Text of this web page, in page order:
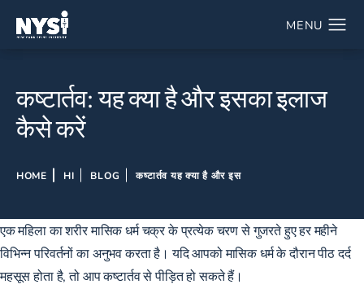
कष्टार्तव: यह क्या है और इसका इलाज
कैसे करें
HOME HI BLOG कष्टार्तव यह क्या है और इस
एक महिला का शरीर मासिक धर्म चक्र के प्रत्येक चरण से गुजरते हुए हर महीने
विभिन्न परिवर्तनों का अनुभव करता है। यदि आपको मासिक धर्म के दौरान पीठ दर्द
महसूस होता है, तो आप कष्टार्तव से पीड़ित हो सकते हैं।